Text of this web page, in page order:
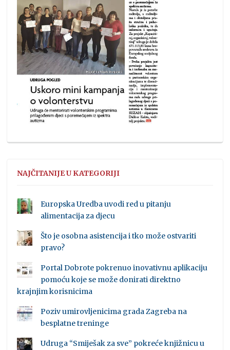
NAJČITANIJE U KATEGORIJI
Europska Uredba uvodi red u pitanju
alimentacija za djecu
Što je osobna asistencija i tko može ostvariti
pravo?
Portal Dobrote pokrenuo inovativnu aplikaciju
pomoću koje se može donirati direktno
krajnjim korisnicima
Poziv umirovljenicima grada Zagreba na
besplatne treninge
Udruga “Smiješak za sve” pokreće knjižnicu u